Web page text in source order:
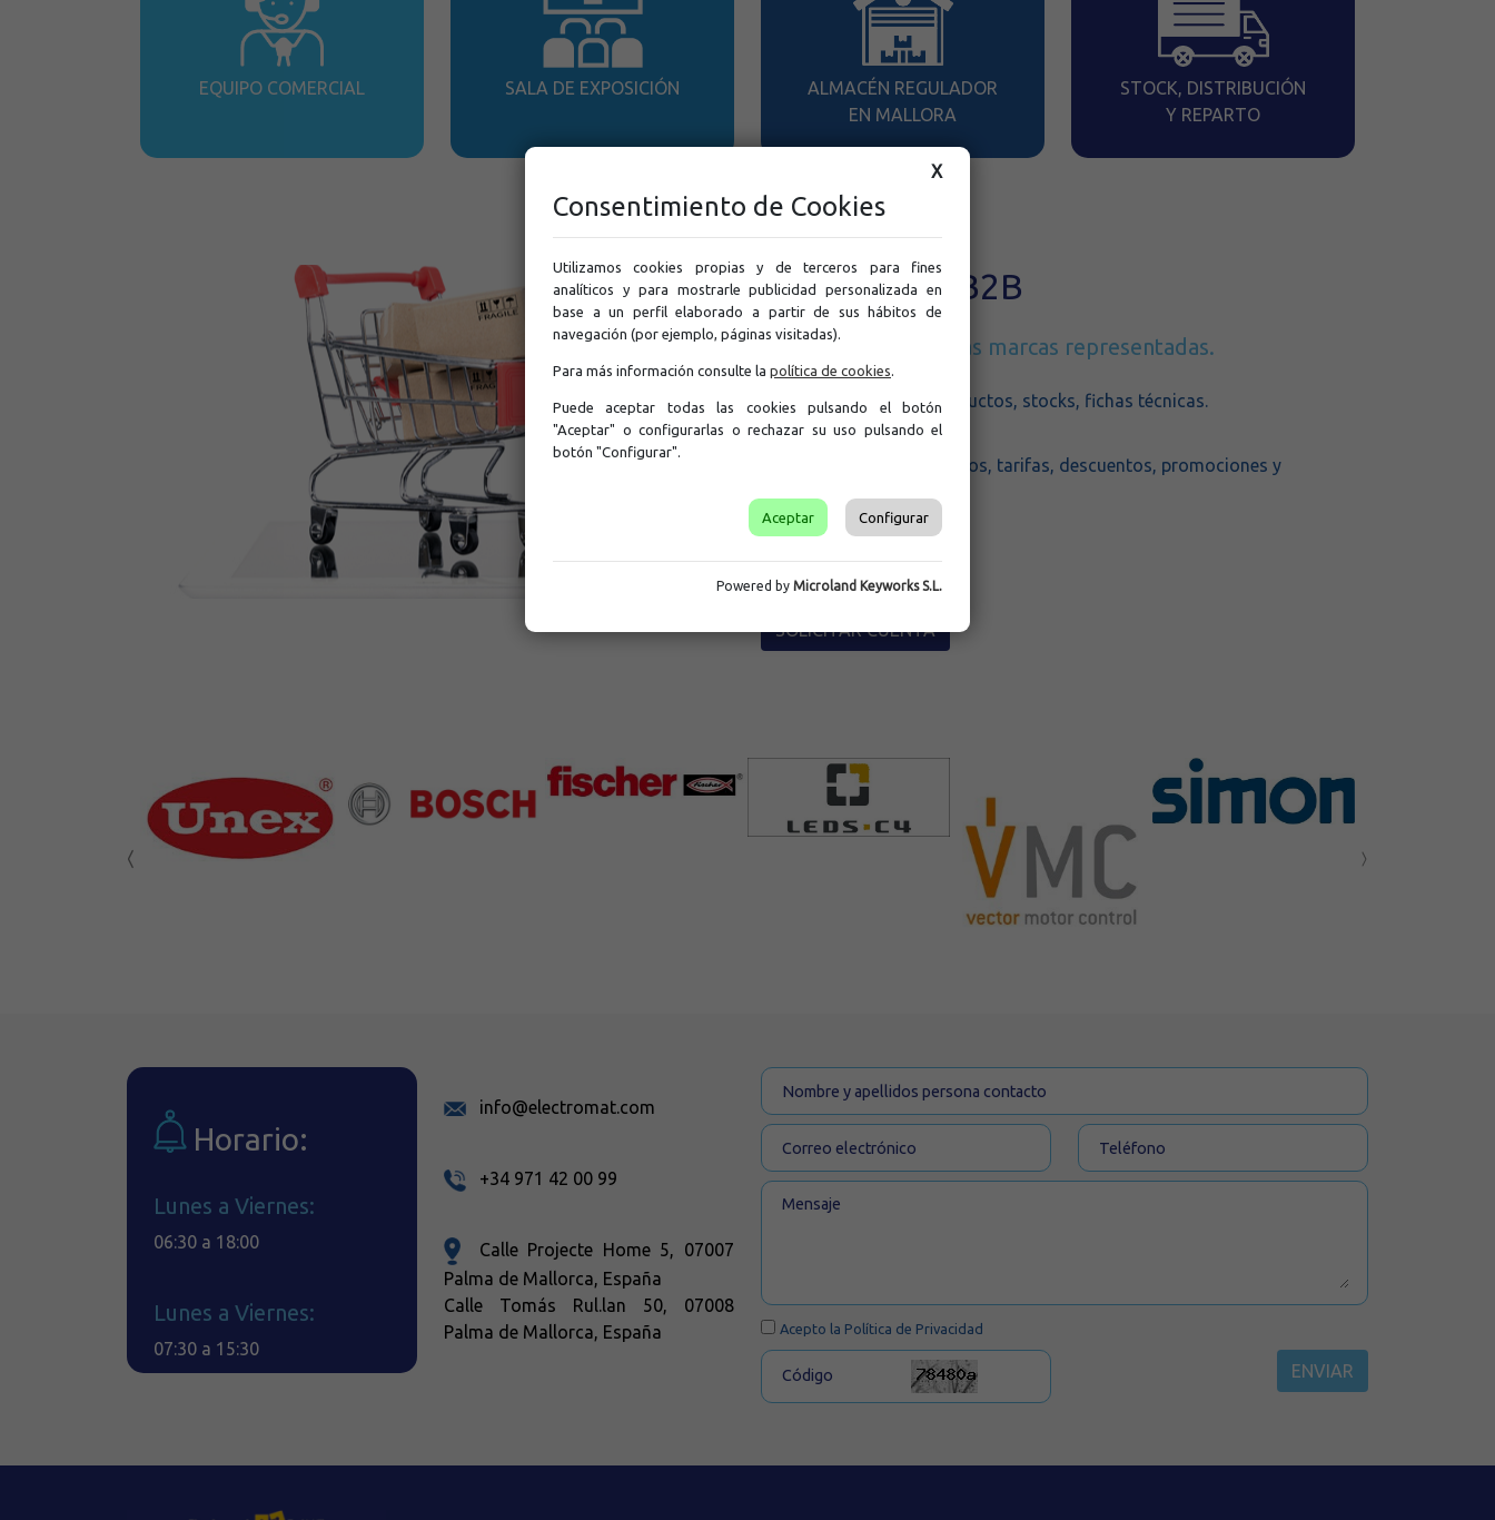
EQUIPO COMERCIAL SALA DE EXPOSICIÓN
ALMACÉN REGULADOR
EN MALLORA
STOCK, DISTRIBUCIÓN
Y REPARTO
Página Web B2B
que engloba todas las marcas representadas.
Consultas sobre productos, stocks, fichas técnicas.
Descargas de catálogos, tarifas, descuentos, promociones y
condiciones de venta.
Realizar pedidos.
SOLICITAR CUENTA
Horario:
Lunes a Viernes:
06:30 a 18:00
Lunes a Viernes:
07:30 a 15:30
info@electromat.com
+34 971 42 00 99
Calle Projecte Home 5, 07007
Palma de Mallorca, España
Calle Tomás Rul.lan 50, 07008
Palma de Mallorca, España
Acepto la Política de Privacidad
ENVIAR
X
Consentimiento de Cookies
Utilizamos cookies propias y de terceros para fines
analíticos y para mostrarle publicidad personalizada en
base a un perfil elaborado a partir de sus hábitos de
navegación (por ejemplo, páginas visitadas).
Para más información consulte la política de cookies.
Puede aceptar todas las cookies pulsando el botón
"Aceptar" o configurarlas o rechazar su uso pulsando el
botón "Configurar".
Aceptar Configurar
Powered by Microland Keyworks S.L.